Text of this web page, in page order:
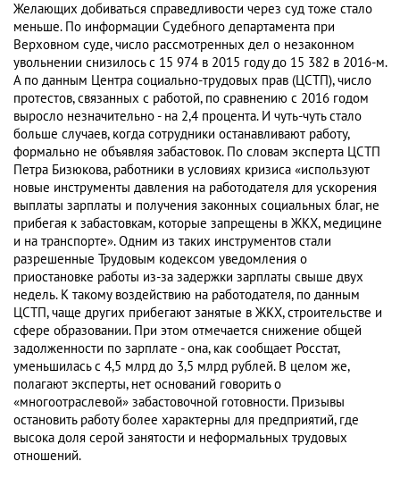
Желающих добиваться справедливости через суд тоже стало
меньше. По информации Судебного департамента при
Верховном суде, число рассмотренных дел о незаконном
увольнении снизилось с 15 974 в 2015 году до 15 382 в 2016-м.
А по данным Центра социально-трудовых прав (ЦСТП), число
протестов, связанных с работой, по сравнению с 2016 годом
выросло незначительно - на 2,4 процента. И чуть-чуть стало
больше случаев, когда сотрудники останавливают работу,
формально не объявляя забастовок. По словам эксперта ЦСТП
Петра Бизюкова, работники в условиях кризиса «используют
новые инструменты давления на работодателя для ускорения
выплаты зарплаты и получения законных социальных благ, не
прибегая к забастовкам, которые запрещены в ЖКХ, медицине
и на транспорте». Одним из таких инструментов стали
разрешенные Трудовым кодексом уведомления о
приостановке работы из-за задержки зарплаты свыше двух
недель. К такому воздействию на работодателя, по данным
ЦСТП, чаще других прибегают занятые в ЖКХ, строительстве и
сфере образовании. При этом отмечается снижение общей
задолженности по зарплате - она, как сообщает Росстат,
уменьшилась с 4,5 млрд до 3,5 млрд рублей. В целом же,
полагают эксперты, нет оснований говорить о
«многоотраслевой» забастовочной готовности. Призывы
остановить работу более характерны для предприятий, где
высока доля серой занятости и неформальных трудовых
отношений.